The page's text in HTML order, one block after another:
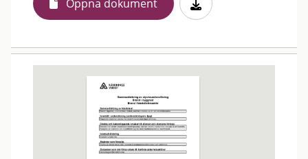
Öppna dokument